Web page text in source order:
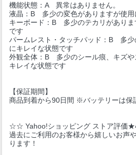
機能状態：A 異常はありません。
液晶：B 多少の変色がありますが使用
キーボード：B 多少のテカリがありま
です
パームレスト・タッチパッド：B 多少
にキレイな状態です
外観全体：B 多少のシール痕、キズや
キレイな状態です
【保証期間】
商品到着から90日間 ※バッテリーは保
☆☆ Yahoo!ショッピング ストア評価
過去にご利用のお客様から嬉しいお声
ります！